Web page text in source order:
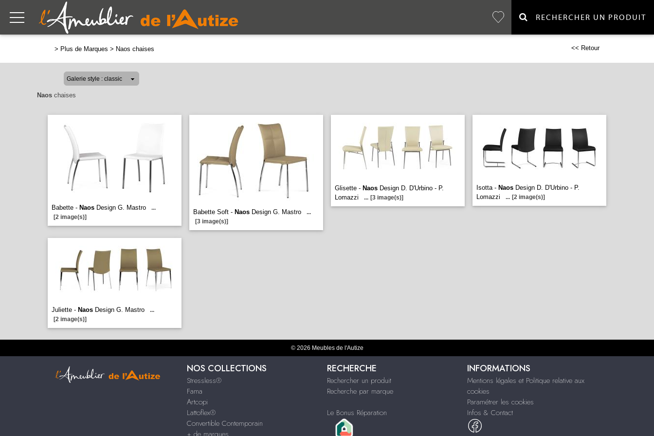
RECHERCHER UN PRODUIT
> Plus de Marques > Naos chaises << Retour
Naos chaises
Babette - Naos Design G. Mastro
...
[2 image(s)]
Babette Soft - Naos Design G. Mastro
...
[3 image(s)]
Glisette - Naos Design D. D'Urbino - P.
Lomazzi
... [3 image(s)]
Isotta - Naos Design D. D'Urbino - P.
Lomazzi
... [2 image(s)]
Juliette - Naos Design G. Mastro
...
[2 image(s)]
© 2026 Meubles de l'Autize
NOS COLLECTIONS
Stressless®
Fama
Artcopi
Lattoflex®
Convertible Contemporain
RECHERCHE
Rechercher un produit
Recherche par marque
Le Bonus Réparation
INFORMATIONS
Mentions légales et Politique relative aux
cookies
Paramétrer les cookies
Infos & Contact